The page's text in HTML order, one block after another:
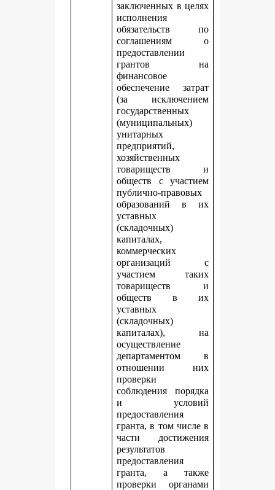
заключенных в целях
исполнения
обязательств по
соглашениям о
предоставлении
грантов на
финансовое
обеспечение затрат
(за исключением
государственных
(муниципальных)
унитарных
предприятий,
хозяйственных
товариществ и
обществ с участием
публично-правовых
образований в их
уставных
(складочных)
капиталах,
коммерческих
организаций с
участием таких
товариществ и
обществ в их
уставных
(складочных)
капиталах), на
осуществление
департаментом в
отношении них
проверки
соблюдения порядка
и условий
предоставления
гранта, в том числе в
части достижения
результатов
предоставления
гранта, а также
проверки органами